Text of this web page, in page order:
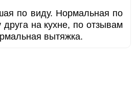
по виду. Нормальная по
друга на кухне, по отзывам
вытяжка.